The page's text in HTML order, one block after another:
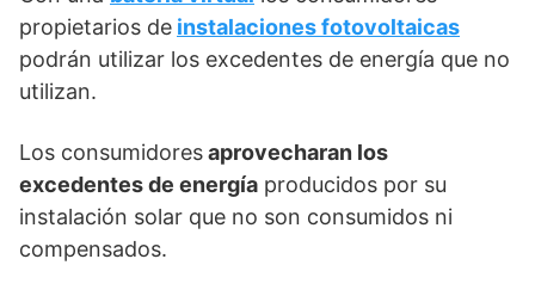
propietarios de instalaciones fotovoltaicas
podrán utilizar los excedentes de energía que no
utilizan.
Los consumidoresaprovecharan los
excedentes de energía producidos por su
instalación solar que no son consumidos ni
compensados.